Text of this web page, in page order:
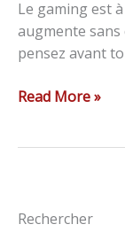
Le gaming est
augmente sans
pensez avant
Read More »
Rechercher